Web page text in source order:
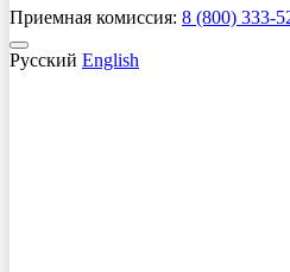
Приемная комиссия: 8 (800) 333-
Русский English